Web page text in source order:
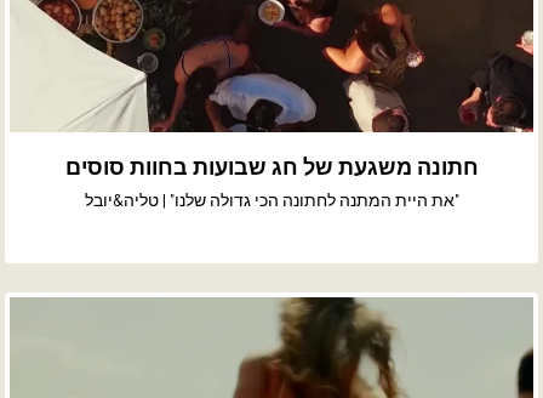
חתונה משגעת של חג שבועות בחוות סוסים
"את היית המתנה לחתונה הכי גדולה שלנו" | טליה&יובל